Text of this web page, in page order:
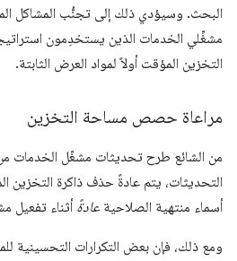
البحث. وسيؤدي ذلك إلى تجنُّب المشاكل
مشغِّلي الخدمات الذين يستخدِمون
التخزين المؤقت أولاً لمواد العرض الثابتة.
مراعاة حصص مساحة التخزين
من الشائع طرح تحديثات مشغّل الخدمات
التحديثات، يتم عادةً حذف ذاكرة التخزين
أسماء منتهية الصلاحية عادةً أثناء تفعيل
ومع ذلك، فإن بعض التكرارات التحسينية